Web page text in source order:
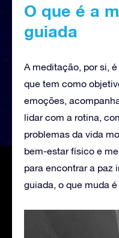
O que é a
guiada
A meditação, por si,
que tem como
emoções,
lidar com a rotina,
problemas da vida
bem-estar físico e
para encontrar a paz
guiada, o que muda